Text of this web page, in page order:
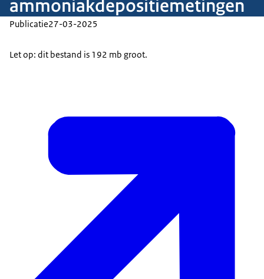
ammoniakdepositiemetingen
Publicatie27-03-2025
Let op: dit bestand is 192 mb groot.